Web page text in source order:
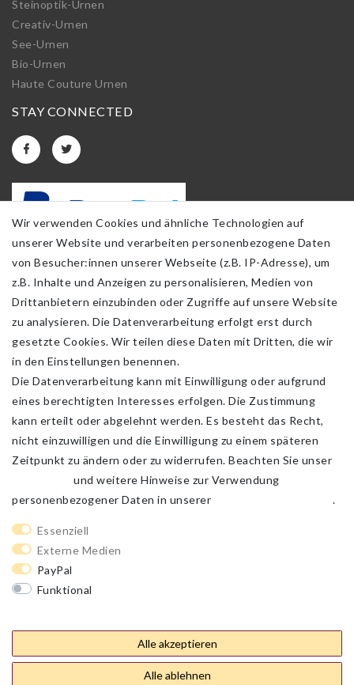
Steinoptik-Urnen
Creativ-Urnen
See-Urnen
Bio-Urnen
Haute Couture Urnen
STAY CONNECTED
Impressum
Kontakt
Wir verwenden Cookies und ähnliche Technologien auf
unserer Website und verarbeiten personenbezogene Daten
von Besucher:innen unserer Webseite (z.B. IP-Adresse), um
z.B. Inhalte und Anzeigen zu personalisieren, Medien von
Drittanbietern einzubinden oder Zugriffe auf unsere Website
zu analysieren. Die Datenverarbeitung erfolgt erst durch
gesetzte Cookies. Wir teilen diese Daten mit Dritten, die wir
in den Einstellungen benennen.
Die Datenverarbeitung kann mit Einwilligung oder aufgrund
eines berechtigten Interesses erfolgen. Die Zustimmung
kann erteilt oder abgelehnt werden. Es besteht das Recht,
nicht einzuwilligen und die Einwilligung zu einem späteren
Zeitpunkt zu ändern oder zu widerrufen. Beachten Sie unser
und weitere Hinweise zur Verwendung
personenbezogener Daten in unserer
.
Essenziell
Externe Medien
PayPal
Funktional
Alle akzeptieren
Alle ablehnen